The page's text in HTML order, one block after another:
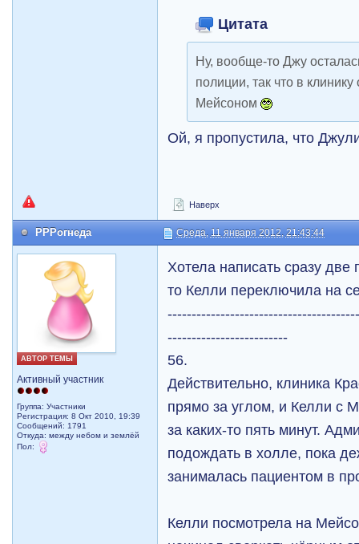
Цитата
Ну, вообще-то Джу
полиции, так что в
Мейсоном
Ой, я пропустила, что
Наверх
РРРогнеда Среда, 11 января 2012, 21:43:44
АВТОР ТЕМЫ
Активный участник
Группа: Участники
Регистрация: 8 Окт 2010, 19:39
Сообщений: 1791
Откуда: между небом и землёй
Пол:
Хотела написать сразу
то Келли переключила на
-------------------------
56.
Действительно, клиника
прямо за углом, и Келли с
за каких-то пять минут.
подождать в холле, пока
занималась пациентом в
Келли посмотрела на